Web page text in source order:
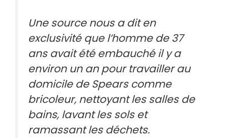
Une source nous a dit en
exclusivité que l’homme de 37
ans avait été embauché il y a
environ un an pour travailler au
domicile de Spears comme
bricoleur, nettoyant les salles de
bains, lavant les sols et
ramassant les déchets.